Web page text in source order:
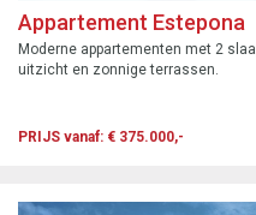
Appartement Estepona
Moderne appartementen met 2
uitzicht en zonnige terrassen.
PRIJS vanaf: € 375.000,-